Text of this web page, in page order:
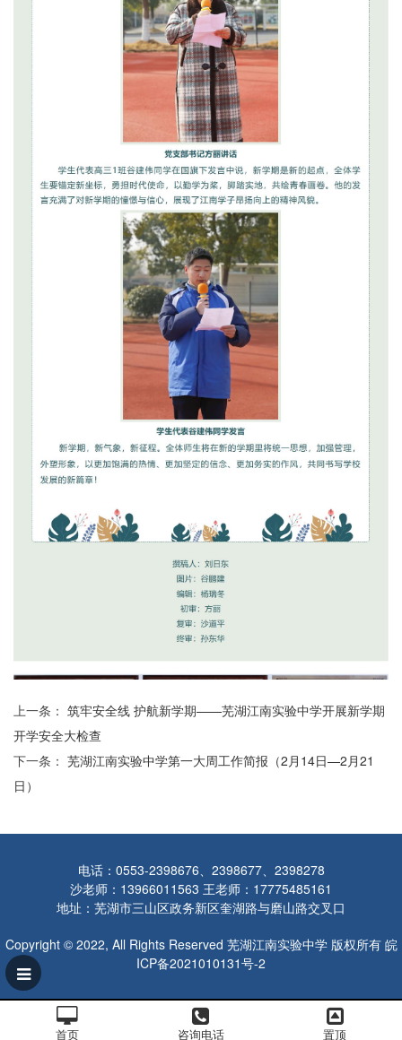
上一条： 筑牢安全线 护航新学期——芜湖江南实验中学开展新学期
开学安全大检查
下一条： 芜湖江南实验中学第一大周工作简报（2月14日—2月21
日）
电话：0553-2398676、2398677、2398278
沙老师：13966011563 王老师：17775485161
地址：芜湖市三山区政务新区奎湖路与磨山路交叉口
Copyright © 2022, All Rights Reserved 芜湖江南实验中学 版权所有 皖
ICP备2021010131号-2
首页 咨询电话 置顶